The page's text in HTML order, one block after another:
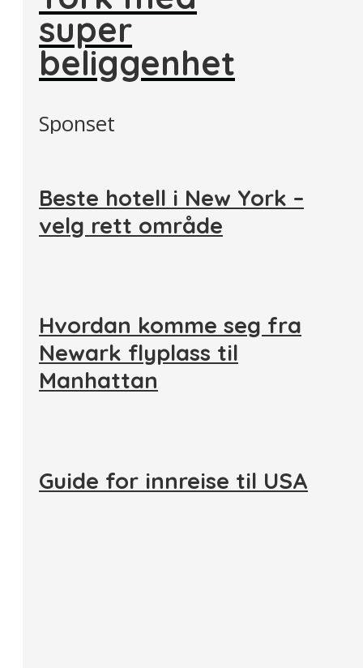
super
beliggenhet
Sponset
Beste hotell i New York –
velg rett område
Hvordan komme seg fra
Newark flyplass til
Manhattan
Guide for innreise til USA